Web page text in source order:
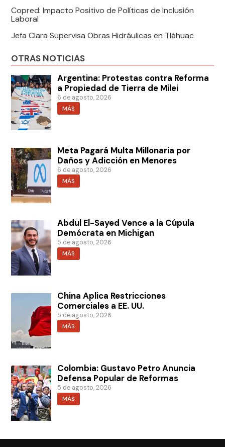
Copred: Impacto Positivo de Políticas de Inclusión
Laboral
Jefa Clara Supervisa Obras Hidráulicas en Tláhuac
OTRAS NOTICIAS
Argentina: Protestas contra Reforma
a Propiedad de Tierra de Milei
6 de agosto, 2026
MÁS
Meta Pagará Multa Millonaria por
Daños y Adicción en Menores
6 de agosto, 2026
MÁS
Abdul El-Sayed Vence a la Cúpula
Demócrata en Michigan
5 de agosto, 2026
MÁS
China Aplica Restricciones
Comerciales a EE. UU.
5 de agosto, 2026
MÁS
Colombia: Gustavo Petro Anuncia
Defensa Popular de Reformas
5 de agosto, 2026
MÁS